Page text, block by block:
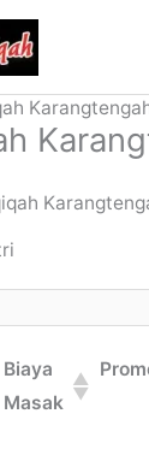
Biaya
Masak